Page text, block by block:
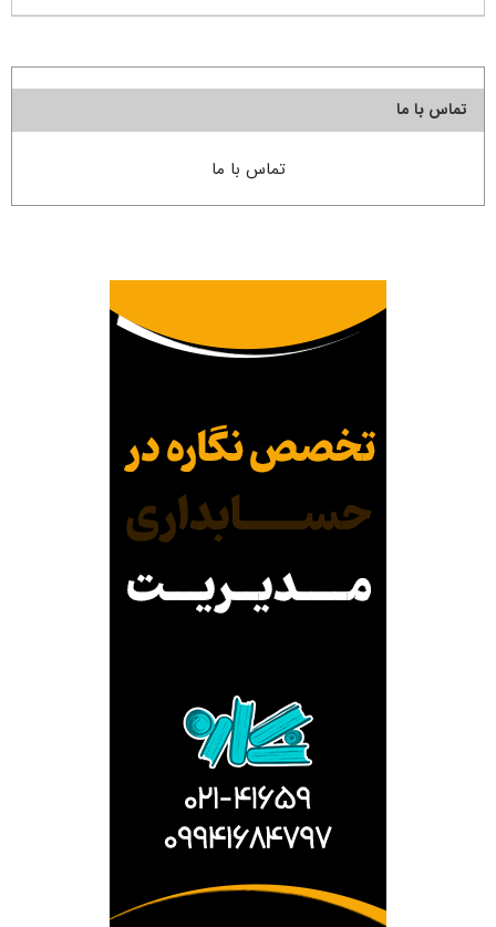
تماس با ما
تماس با ما